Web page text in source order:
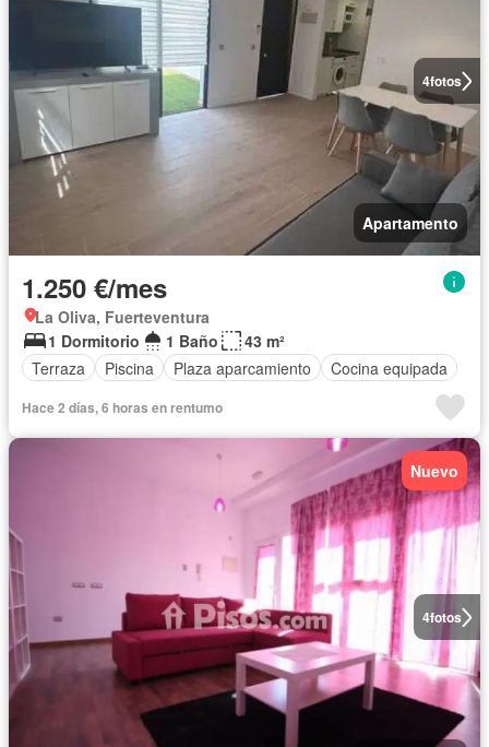
4fotos
Apartamento
1.250 €/mes
La Oliva, Fuerteventura
1 Dormitorio
1 Baño
43 m²
Terraza
Piscina Plaza aparcamiento Cocina equipada
Hace 2 días, 6 horas en rentumo
4fotos
Nuevo